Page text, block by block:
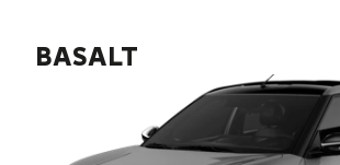
BASALT